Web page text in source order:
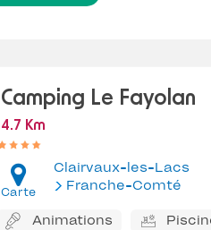
Camping Le Fayolan
4.7 Km
Carte
Clairvaux-les-Lacs
Franche-Comté
Animations